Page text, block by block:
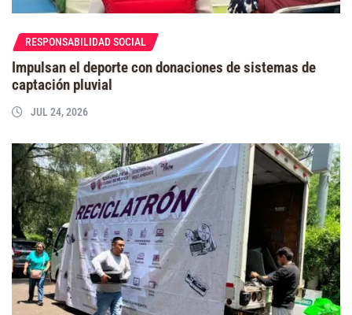
RESPONSABILIDAD SOCIAL
Impulsan el deporte con donaciones de sistemas de
captación pluvial
JUL 24, 2026